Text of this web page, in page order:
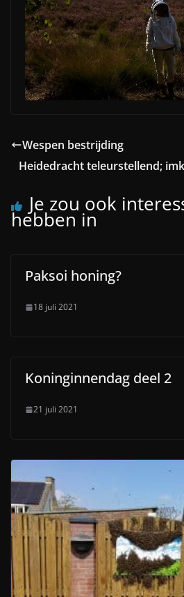
Wespen bestrijding
Heidedracht teleurstellend;
Je zou ook
hebben in
Paksoi honing?
18 juli 2021
Koninginnendag deel 2
21 juli 2021